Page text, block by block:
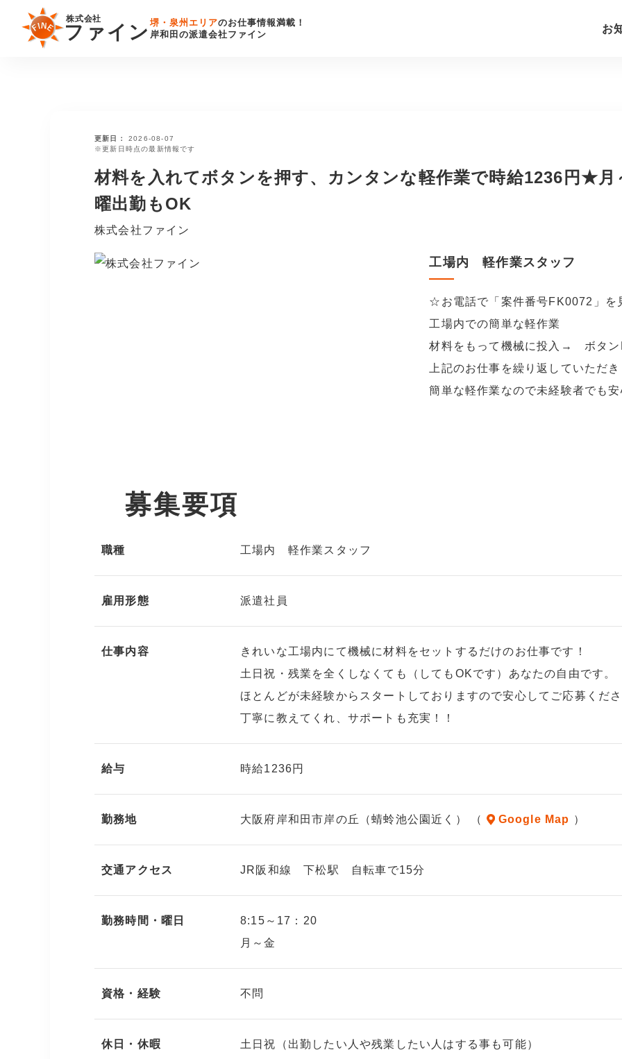
株式会社
ファイン堺・泉州エリアのお仕事情報満載！
岸和田の派遣会社ファイン
お
更新日
2026-08-07
※更新日時点の最新情報です
材料を入れてボタンを押す、カンタンな軽作業で時給1236円★月
曜出勤もOK
株式会社ファイン
工場内 軽作業スタッフ
☆お電話で「案件番号FK0072」を
工場内での簡単な軽作業
材料をもって機械に投入→ ボタ
上記のお仕事を繰り返していただ
簡単な軽作業なので未経験者でも
募集要項
職種 工場内 軽作業スタッフ
雇用形態 派遣社員
仕事内容
きれいな工場内にて機械に材料をセットするだけのお仕事です！
土日祝・残業を全くしなくても（してもOKです）あなたの自由です。
ほとんどが未経験からスタートしておりますので安心してご応募くだ
丁寧に教えてくれ、サポートも充実！！
給与 時給1236円
勤務地 大阪府岸和田市岸の丘（蜻蛉池公園近く） （ Google Map ）
交通アクセス JR阪和線 下松駅 自転車で15分
勤務時間・曜日
8:15～17：20
月～金
資格・経験 不問
休日・休暇 土日祝（出勤したい人や残業したい人はする事も可能）